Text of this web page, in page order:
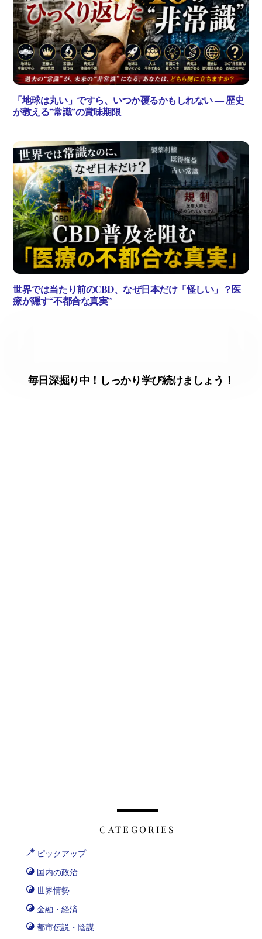
「地球は丸い」ですら、いつか覆るかもしれない ― 歴史
が教える”常識”の賞味期限
世界では当たり前のCBD、なぜ日本だけ「怪しい」？医
療が隠す“不都合な真実”
毎日深掘り中！しっかり学び続けましょう！
CATEGORIES
ピックアップ
国内の政治
世界情勢
金融・経済
都市伝説・陰謀